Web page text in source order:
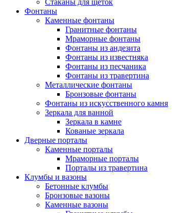
Стаканы для щеток
Фонтаны
Каменные фонтаны
Гранитные фонтаны
Мраморные фонтаны
Фонтаны из андезита
Фонтаны из известняка
Фонтаны из песчаника
Фонтаны из травертина
Металлические фонтаны
Бронзовые фонтаны
Фонтаны из искусственного камня
Зеркала для ванной
Зеркала в камне
Кованые зеркала
Дверные порталы
Каменные порталы
Мраморные порталы
Порталы из травертина
Клумбы и вазоны
Бетонные клумбы
Бронзовые вазоны
Каменные вазоны